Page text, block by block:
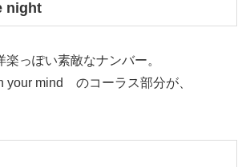
night
っぽい素敵なナンバー。
your mind のコーラス部分が、